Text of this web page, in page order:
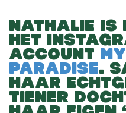
NATHALIE IS
HET
ACCOUNT
PARADISE.
HAAR
TIENER